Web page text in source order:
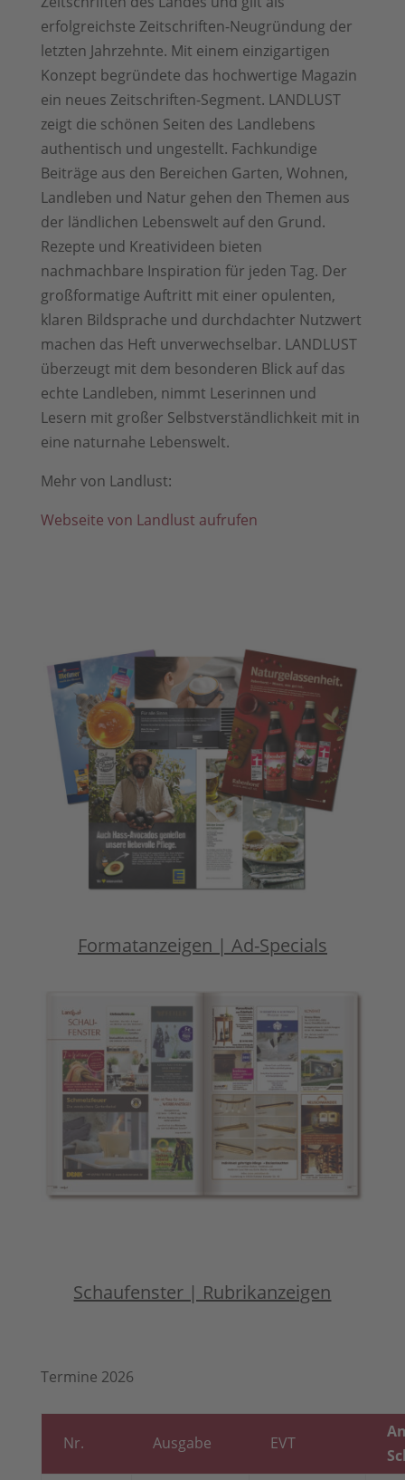
erfolgreichste Zeitschriften-Neugründung der
letzten Jahrzehnte. Mit einem einzigartigen
Konzept begründete das hochwertige Magazin
ein neues Zeitschriften-Segment. LANDLUST
zeigt die schönen Seiten des Landlebens
authentisch und ungestellt. Fachkundige
Beiträge aus den Bereichen Garten, Wohnen,
Landleben und Natur gehen den Themen aus
der ländlichen Lebenswelt auf den Grund.
Rezepte und Kreativideen bieten
nachmachbare Inspiration für jeden Tag. Der
großformatige Auftritt mit einer opulenten,
klaren Bildsprache und durchdachter Nutzwert
machen das Heft unverwechselbar. LANDLUST
überzeugt mit dem besonderen Blick auf das
echte Landleben, nimmt Leserinnen und
Lesern mit großer Selbstverständlichkeit mit in
eine naturnahe Lebenswelt.
Mehr von Landlust:
Webseite von Landlust aufrufen
Formatanzeigen | Ad-Specials
Schaufenster | Rubrikanzeigen
Termine 2026
Nr. Ausgabe EVT